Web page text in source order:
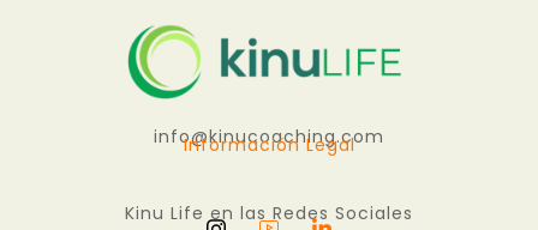
info@kinucoaching.com
Información Legal
Kinu Life en las Redes Sociales